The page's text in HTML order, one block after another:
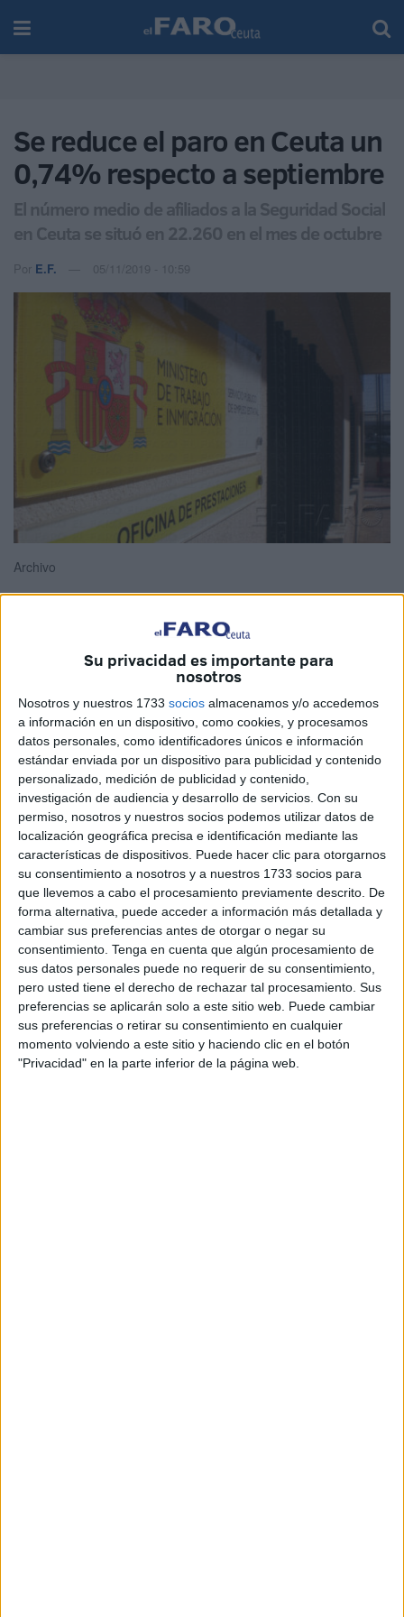
Su privacidad es importante para
nosotros
Nosotros y nuestros 1733 socios almacenamos y/o accedemos
a información en un dispositivo, como cookies, y procesamos
datos personales, como identificadores únicos e información
estándar enviada por un dispositivo para publicidad y contenido
personalizado, medición de publicidad y contenido,
investigación de audiencia y desarrollo de servicios. Con su
permiso, nosotros y nuestros socios podemos utilizar datos de
localización geográfica precisa e identificación mediante las
características de dispositivos. Puede hacer clic para otorgarnos
su consentimiento a nosotros y a nuestros 1733 socios para
que llevemos a cabo el procesamiento previamente descrito. De
forma alternativa, puede acceder a información más detallada y
cambiar sus preferencias antes de otorgar o negar su
consentimiento. Tenga en cuenta que algún procesamiento de
sus datos personales puede no requerir de su consentimiento,
pero usted tiene el derecho de rechazar tal procesamiento. Sus
preferencias se aplicarán solo a este sitio web. Puede cambiar
sus preferencias o retirar su consentimiento en cualquier
momento volviendo a este sitio y haciendo clic en el botón
"Privacidad" en la parte inferior de la página web.
Se reduce el paro en Ceuta un
0,74% respecto a septiembre
El número medio de afiliados a la Seguridad Social
en Ceuta se situó en 22.260 en el mes de octubre
Por E.F. 05/11/2019 - 10:59
Archivo
Ceuta ha sido la autonomía que porcentualmente más ha
número de parados, 0,74% respecto al mes
de septiembre. El paro se estabiliza en 12.149 inscritos, lo
que supone90 personas menosque el mes anterior. Sin
embargo, estas cifras no son positivas si se comparan con
octubre de 2018, donde había 726 parados menos.
Tal y como ha publicado este martes el Ministerio de
Trabajo, Migraciones y Seguridad Social, la cifra de
parados en España ha bajado en 77.044 personas en los
últimos doce meses, situando el ritmo de disminución
interanual en el 2,37%. Respecto al mes anterior, el
número de desempleados ha subido en 97.948 personas,
lo que sitúa a 3.177.659 personas en paro, la cifra más
baja en un mes de octubre desde 2008.
El número de solicitudes de prestaciones a nivel nacional
registradas en el mes de septiembre de 2019 ascendió a
620.621, lo que representa un 4,5% más que el mismo